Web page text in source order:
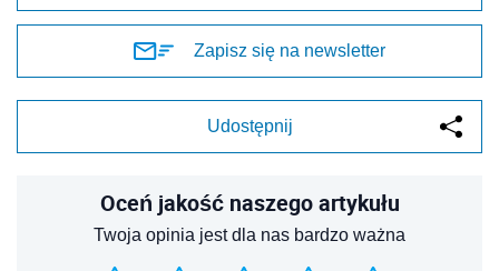
Zapisz się na newsletter
Udostępnij
Oceń jakość naszego artykułu
Twoja opinia jest dla nas bardzo ważna